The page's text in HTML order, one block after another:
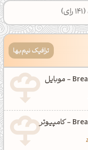
141رای)
ترافیک نیم‌بها